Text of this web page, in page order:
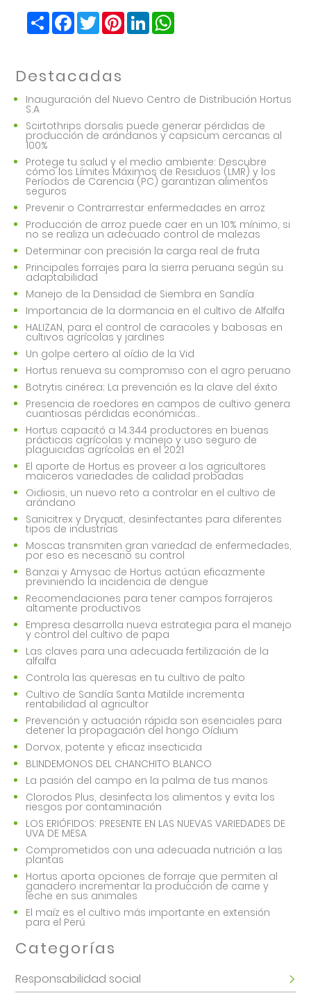
ShareFacebook
TwitterPinterest
LinkedIn
Destacadas
Inauguración del Nuevo Centro de Distribución Hortus
S.A
Scirtothrips dorsalis puede generar pérdidas de
producción de arándanos y capsicum cercanas al
100%
Protege tu salud y el medio ambiente: Descubre
cómo los Límites Máximos de Residuos (LMR) y los
Períodos de Carencia (PC) garantizan alimentos
seguros
Prevenir o Contrarrestar enfermedades en arroz
Producción de arroz puede caer en un 10% mínimo, si
no se realiza un adecuado control de malezas
Determinar con precisión la carga real de fruta
Principales forrajes para la sierra peruana según su
adaptabilidad
Manejo de la Densidad de Siembra en Sandía
Importancia de la dormancia en el cultivo de Alfalfa
HALIZAN, para el control de caracoles y babosas en
cultivos agrícolas y jardines
Un golpe certero al oídio de la Vid
Hortus renueva su compromiso con el agro peruano
Botrytis cinérea; La prevención es la clave del éxito
Presencia de roedores en campos de cultivo genera
cuantiosas pérdidas económicas..
Hortus capacitó a 14.344 productores en buenas
prácticas agrícolas y manejo y uso seguro de
plaguicidas agrícolas en el 2021
El aporte de Hortus es proveer a los agricultores
maiceros variedades de calidad probadas
Oidiosis, un nuevo reto a controlar en el cultivo de
arándano
Sanicitrex y Dryquat, desinfectantes para diferentes
tipos de industrias
Moscas transmiten gran variedad de enfermedades,
por eso es necesario su control
Banzai y Amysac de Hortus actúan eficazmente
previniendo la incidencia de dengue
Recomendaciones para tener campos forrajeros
altamente productivos
Empresa desarrolla nueva estrategia para el manejo
y control del cultivo de papa
Las claves para una adecuada fertilización de la
alfalfa
Controla las queresas en tu cultivo de palto
Cultivo de Sandía Santa Matilde incrementa
rentabilidad al agricultor
Prevención y actuación rápida son esenciales para
detener la propagación del hongo Oídium
Dorvox, potente y eficaz insecticida
BLINDEMONOS DEL CHANCHITO BLANCO
La pasión del campo en la palma de tus manos
Clorodos Plus, desinfecta los alimentos y evita los
riesgos por contaminación
LOS ERIÓFIDOS: PRESENTE EN LAS NUEVAS VARIEDADES DE
UVA DE MESA
Comprometidos con una adecuada nutrición a las
plantas
Hortus aporta opciones de forraje que permiten al
ganadero incrementar la producción de carne y
leche en sus animales
El maíz es el cultivo más importante en extensión
para el Perú
Categorías
Responsabilidad social